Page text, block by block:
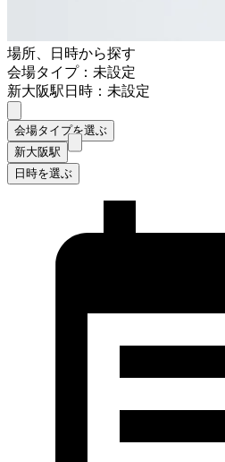
場所、日時から探す
会場タイプ：未設定
新大阪駅日時：未設定
会場タイプを選ぶ
新大阪駅
日時を選ぶ